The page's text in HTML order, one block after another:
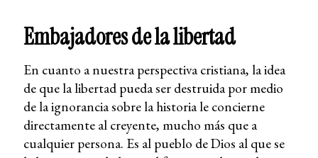
Embajadores de la libertad
En cuanto a nuestra perspectiva cristiana, la idea
de que la libertad pueda ser destruida por medio
de la ignorancia sobre la historia le concierne
directamente al creyente, mucho más que a
cualquier persona. Es al pueblo de Dios al que se